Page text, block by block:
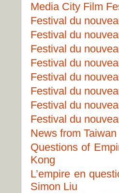
Media City Film
Festival du
Festival du
Festival du
Festival du
Festival du
Festival du
Festival du
Festival du
News from Taiwan
Questions of
Kong
L’empire en
Simon Liu